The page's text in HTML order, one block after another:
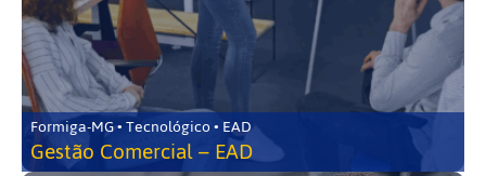
Formiga-MG • Tecnológico • EAD
Gestão Comercial – EAD